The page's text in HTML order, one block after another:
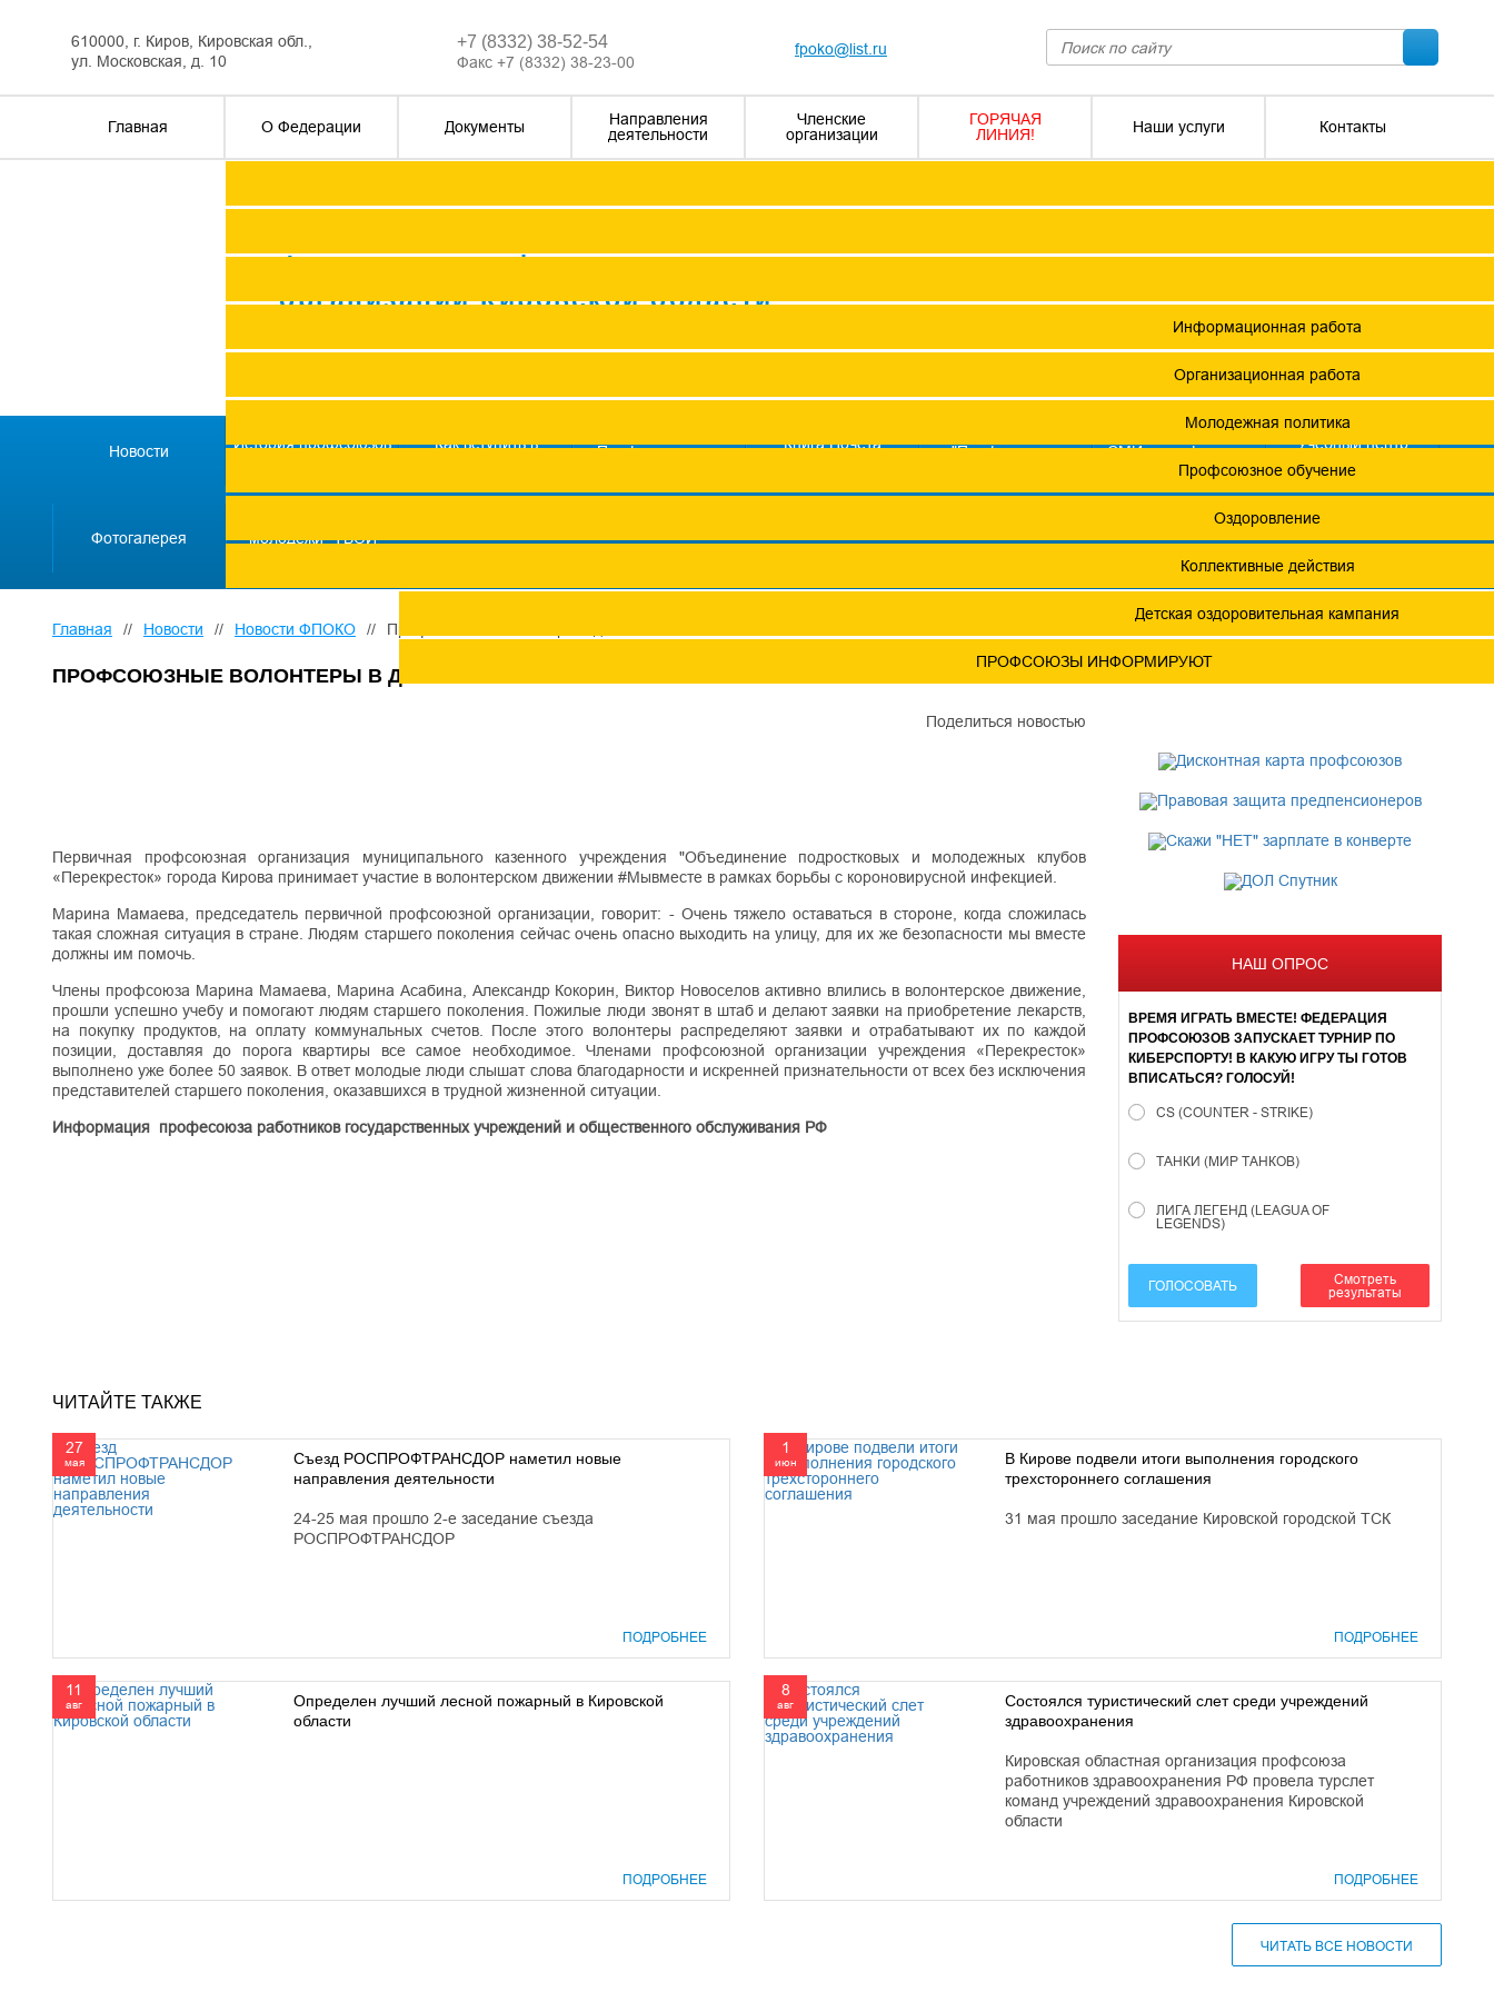
610000, г. Киров, Кировская обл.,
ул. Московская, д. 10
+7 (8332) 38-52-54
Факс +7 (8332) 38-23-00
fpoko@list.ru
Главная О Федерации Документы
Решения Советов Федерации
Постановления президиумов
Сводные данные о результатах проведения специальной оценки условий труда (СОУТ)
Научно-практическая конференция МОТ- ФНПР
ПРОФСОЮЗЫ ИНФОРМИРУЮТ
Направления
деятельности
Информационная работа
Организационная работа
Молодежная политика
Профсоюзное обучение
Оздоровление
Коллективные действия
Детская оздоровительная кампания
Членские
организации
ГОРЯЧАЯ
ЛИНИЯ!
Наши услуги Контакты
Федерация профсоюзных
организаций Кировской области
Новости
История профсоюзов
Как вступить в
Профсоюз помог
Книга Почета
"Профсоюзная
СМИ о профсоюзах
Учебный центр
Фотогалерея
молодежи "ТВОЙ
Главная // Новости // Новости ФПОКО // Профсоюзные волонтеры в действии
ПРОФСОЮЗНЫЕ ВОЛОНТЕРЫ В ДЕЙСТВИИ
Поделиться новостью
Первичная профсоюзная организация муниципального казенного учреждения "Объединение подростковых и молодежных клубов
«Перекресток» города Кирова принимает участие в волонтерском движении #Мывместе в рамках борьбы с короновирусной инфекцией.
Марина Мамаева, председатель первичной профсоюзной организации, говорит: - Очень тяжело оставаться в стороне, когда сложилась
такая сложная ситуация в стране. Людям старшего поколения сейчас очень опасно выходить на улицу, для их же безопасности мы вместе
должны им помочь.
Члены профсоюза Марина Мамаева, Марина Асабина, Александр Кокорин, Виктор Новоселов активно влились в волонтерское движение,
прошли успешно учебу и помогают людям старшего поколения. Пожилые люди звонят в штаб и делают заявки на приобретение лекарств,
на покупку продуктов, на оплату коммунальных счетов. После этого волонтеры распределяют заявки и отрабатывают их по каждой
позиции, доставляя до порога квартиры все самое необходимое. Членами профсоюзной организации учреждения «Перекресток»
выполнено уже более 50 заявок. В ответ молодые люди слышат слова благодарности и искренней признательности от всех без исключения
представителей старшего поколения, оказавшихся в трудной жизненной ситуации.
Информация професоюза работников государственных учреждений и общественного обслуживания РФ
НАШ ОПРОС
ВРЕМЯ ИГРАТЬ ВМЕСТЕ! ФЕДЕРАЦИЯ
ПРОФСОЮЗОВ ЗАПУСКАЕТ ТУРНИР ПО
КИБЕРСПОРТУ! В КАКУЮ ИГРУ ТЫ ГОТОВ
ВПИСАТЬСЯ? ГОЛОСУЙ!
CS (COUNTER - STRIKE)
ТАНКИ (МИР ТАНКОВ)
ЛИГА ЛЕГЕНД (LEAGUA OF
LEGENDS)
ГОЛОСОВАТЬ
Смотреть
результаты
ЧИТАЙТЕ ТАКЖЕ
27
мая
Съезд РОСПРОФТРАНСДОР наметил новые
направления деятельности
24-25 мая прошло 2-е заседание съезда
РОСПРОФТРАНСДОР
ПОДРОБНЕЕ
1
июн
В Кирове подвели итоги выполнения городского
трехстороннего соглашения
31 мая прошло заседание Кировской городской ТСК
ПОДРОБНЕЕ
11
авг
Определен лучший лесной пожарный в Кировской
области
ПОДРОБНЕЕ
8
авг
Cостоялся туристический слет среди учреждений
здравоохранения
Кировская областная организация профсоюза
работников здравоохранения РФ провела турслет
команд учреждений здравоохранения Кировской
области
ПОДРОБНЕЕ
ЧИТАТЬ ВСЕ НОВОСТИ